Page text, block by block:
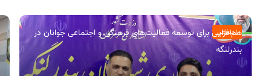
اجتماعی
هم‌افزایی برای توسعه فعالیت‌های فرهنگی و اجتماعی جوانان در
بندرلنگه